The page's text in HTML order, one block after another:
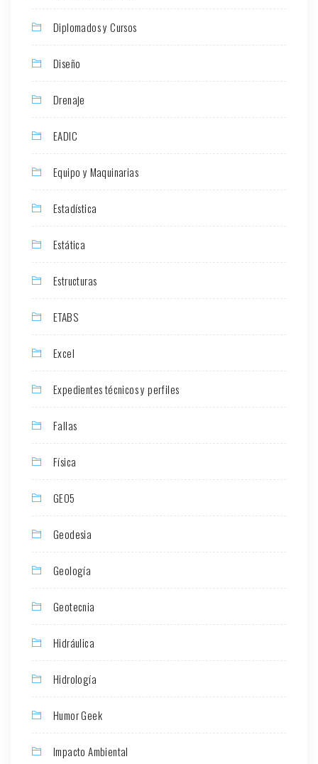
Diplomados y Cursos
Diseño
Drenaje
EADIC
Equipo y Maquinarias
Estadística
Estática
Estructuras
ETABS
Excel
Expedientes técnicos y perfiles
Fallas
Física
GEO5
Geodesia
Geología
Geotecnia
Hidráulica
Hidrología
Humor Geek
Impacto Ambiental